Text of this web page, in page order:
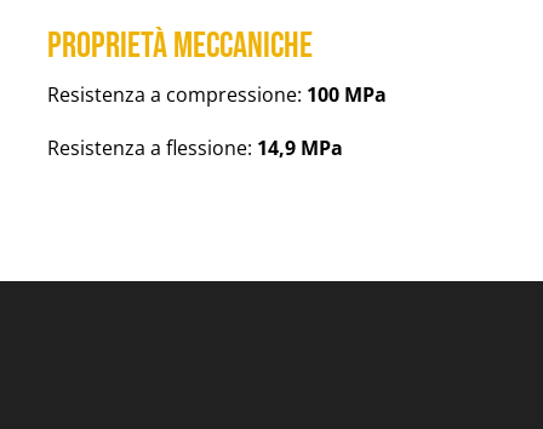
Proprietà meccaniche
Resistenza a compressione: 100 MPa
Resistenza a flessione: 14,9 MPa